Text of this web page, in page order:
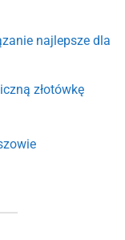
najlepsze dla
złotówkę